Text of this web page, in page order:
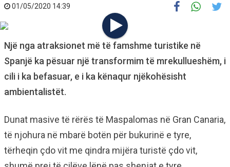
01/05/2020 14:39
Një nga atraksionet më të famshme turistike në
Spanjë ka pësuar një transformim të mrekullueshëm, i
cili i ka befasuar, e i ka kënaqur njëkohësisht
ambientalistët.
Dunat masive të rërës të Maspalomas në Gran Canaria,
të njohura në mbarë botën për bukurinë e tyre,
tërheqin çdo vit me qindra mijëra turistë çdo vit,